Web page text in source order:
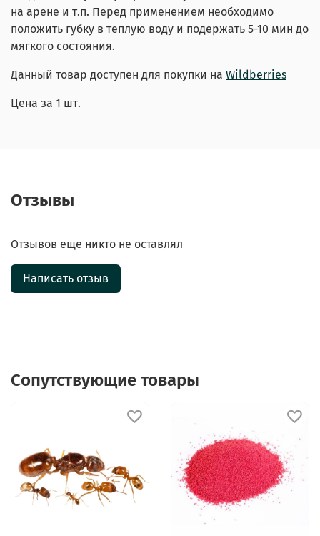
на арене и т.п. Перед применением необходимо
положить губку в теплую воду и подержать 5-10 мин до
мягкого состояния.
Данный товар доступен для покупки на Wildberries
Цена за 1 шт.
Отзывы
Отзывов еще никто не оставлял
Написать отзыв
Сопутствующие товары